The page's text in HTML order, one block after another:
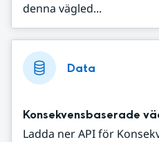
denna vägled...
Data
Konsekvensbaserade
Ladda ner API för